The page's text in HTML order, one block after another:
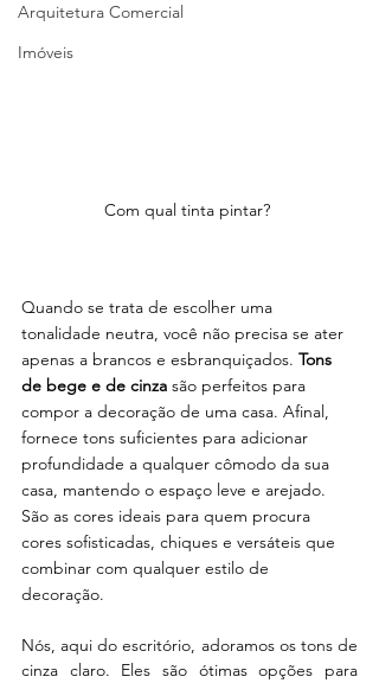
Arquitetura Comercial
Imóveis
Com qual tinta pintar?
Quando se trata de escolher uma
tonalidade neutra, você não precisa se ater
apenas a brancos e esbranquiçados. Tons
de bege e de cinza são perfeitos para
compor a decoração de uma casa. Afinal,
fornece tons suficientes para adicionar
profundidade a qualquer cômodo da sua
casa, mantendo o espaço leve e arejado.
São as cores ideais para quem procura
cores sofisticadas, chiques e versáteis que
combinar com qualquer estilo de
decoração.
Nós, aqui do escritório, adoramos os tons de
cinza claro. Eles são ótimas opções para